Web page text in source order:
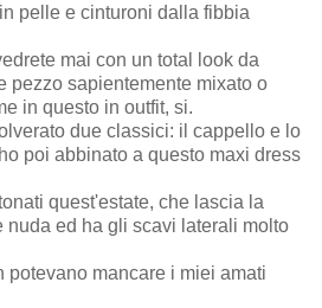
pelle e cinturoni dalla fibbia
mai con un total look da
pezzo sapientemente mixato o
in questo in outfit, si.
due classici: il cappello e lo
poi abbinato a questo maxi dress
quest'estate, che lascia la
nuda ed ha gli scavi laterali molto
potevano mancare i miei amati